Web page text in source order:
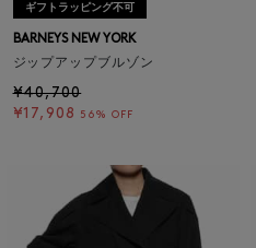
ギフトラッピング不可
BARNEYS NEW YORK
ジップアップブルゾン
¥40,700
¥17,908
56% OFF